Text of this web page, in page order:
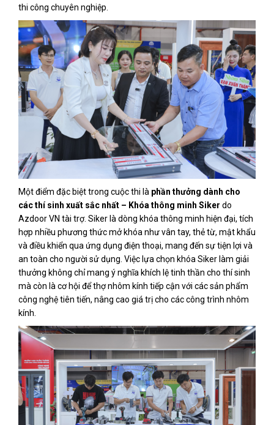
thi công chuyên nghiệp.
Một điểm đặc biệt trong cuộc thi là phần thưởng dành cho
các thí sinh xuất sắc nhất – Khóa thông minh Siker do
Azdoor VN tài trợ. Siker là dòng khóa thông minh hiện đại, tích
hợp nhiều phương thức mở khóa như vân tay, thẻ từ, mật khẩu
và điều khiển qua ứng dụng điện thoại, mang đến sự tiện lợi và
an toàn cho người sử dụng. Việc lựa chọn khóa Siker làm giải
thưởng không chỉ mang ý nghĩa khích lệ tinh thần cho thí sinh
mà còn là cơ hội để thợ nhôm kính tiếp cận với các sản phẩm
công nghệ tiên tiến, nâng cao giá trị cho các công trình nhôm
kính.